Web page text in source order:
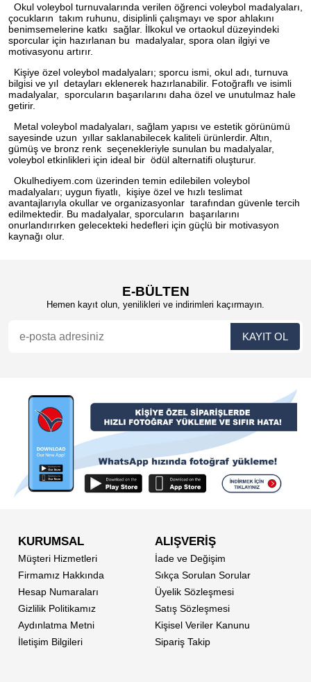
Okul voleybol turnuvalarında verilen öğrenci voleybol madalyaları,
çocukların takım ruhunu, disiplinli çalışmayı ve spor ahlakını
benimsemelerine katkı sağlar. İlkokul ve ortaokul düzeyindeki
sporcular için hazırlanan bu madalyalar, spora olan ilgiyi ve
motivasyonu artırır.
Kişiye özel voleybol madalyaları; sporcu ismi, okul adı, turnuva
bilgisi ve yıl detayları eklenerek hazırlanabilir. Fotoğraflı ve isimli
madalyalar, sporcuların başarılarını daha özel ve unutulmaz hale
getirir.
Metal voleybol madalyaları, sağlam yapısı ve estetik görünümü
sayesinde uzun yıllar saklanabilecek kaliteli ürünlerdir. Altın,
gümüş ve bronz renk seçenekleriyle sunulan bu madalyalar,
voleybol etkinlikleri için ideal bir ödül alternatifi oluşturur.
Okulhediyem.com üzerinden temin edilebilen voleybol
madalyaları; uygun fiyatlı, kişiye özel ve hızlı teslimat
avantajlarıyla okullar ve organizasyonlar tarafından güvenle tercih
edilmektedir. Bu madalyalar, sporcuların başarılarını
onurlandırırken gelecekteki hedefleri için güçlü bir motivasyon
kaynağı olur.
E-BÜLTEN
Hemen kayıt olun, yenilikleri ve indirimleri kaçırmayın.
KURUMSAL
Müşteri Hizmetleri
Firmamız Hakkında
Hesap Numaraları
Gizlilik Politikamız
Aydınlatma Metni
İletişim Bilgileri
ALIŞVERİŞ
İade ve Değişim
Sıkça Sorulan Sorular
Üyelik Sözleşmesi
Satış Sözleşmesi
Kişisel Veriler Kanunu
Sipariş Takip